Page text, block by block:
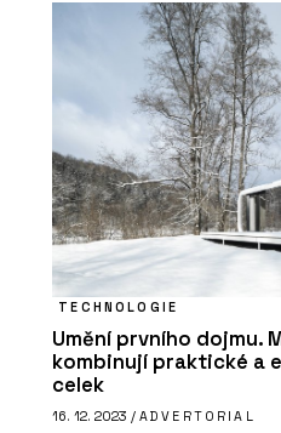
ČLÁNKY
Pražský
v kategorii
TECHNOLOGIE
Umění prvního dojmu.
kombinují praktické a
celek
16. 12. 2023 / ADVERTORIAL